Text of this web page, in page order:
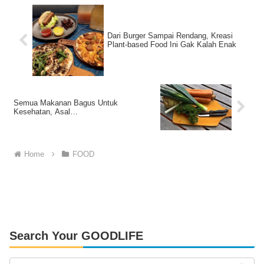
Dari Burger Sampai Rendang, Kreasi
Plant-based Food Ini Gak Kalah Enak
Semua Makanan Bagus Untuk
Kesehatan, Asal…
Home FOOD
Search Your GOODLIFE